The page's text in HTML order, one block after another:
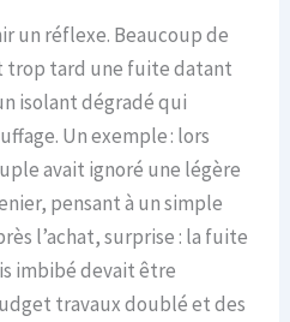
un réflexe. Beaucoup de
trop tard une fuite datant
isolant dégradé qui
Un exemple : lors
avait ignoré une légère
pensant à un simple
l’achat, surprise : la fuite
imbibé devait être
travaux doublé et des